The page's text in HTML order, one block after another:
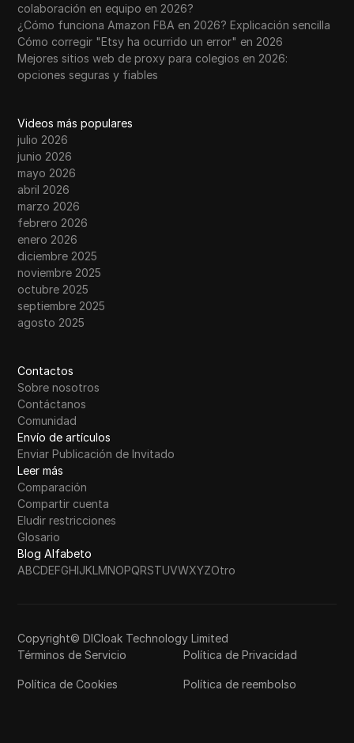
colaboración en equipo en 2026?
¿Cómo funciona Amazon FBA en 2026? Explicación sencilla
Cómo corregir "Etsy ha ocurrido un error" en 2026
Mejores sitios web de proxy para colegios en 2026:
opciones seguras y fiables
Videos más populares
julio 2026
junio 2026
mayo 2026
abril 2026
marzo 2026
febrero 2026
enero 2026
diciembre 2025
noviembre 2025
octubre 2025
septiembre 2025
agosto 2025
Contactos
Sobre nosotros
Contáctanos
Comunidad
Envío de artículos
Enviar Publicación de Invitado
Leer más
Comparación
Compartir cuenta
Eludir restricciones
Glosario
Blog Alfabeto
ABCDEFGHIJKLMNOPQRSTUVWXYZOtro
Copyright© DICloak Technology Limited
Términos de Servicio
Política de Privacidad
Política de Cookies Política de reembolso